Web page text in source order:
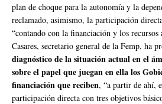
plan de choque para la autonomía y la
reclamado, asimismo, la participación
“contando con la financiación y los recursos
Casares, secretario general de la Femp, ha
diagnóstico de la situación actual en el
sobre el papel que juegan en ella los
financiación que reciben, “a partir de ahí,
participación directa con tres objetivos